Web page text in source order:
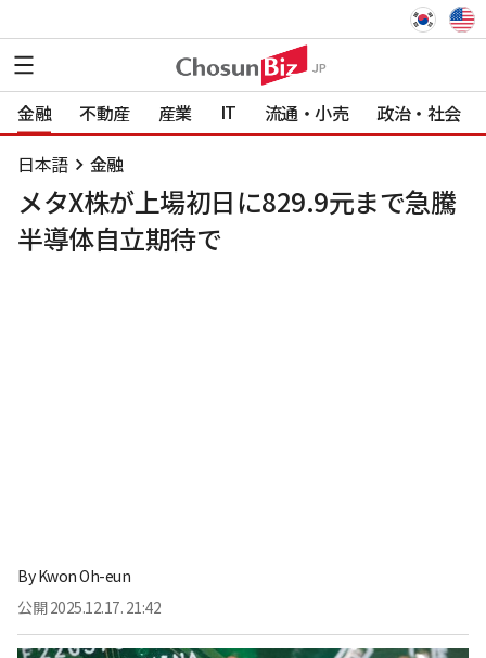
金融 不動産 産業 IT 流通・小売 政治・社会
日本語 金融
メタX株が上場初日に829.9元まで急騰
半導体自立期待で
By Kwon Oh-eun
公開 2025.12.17. 21:42